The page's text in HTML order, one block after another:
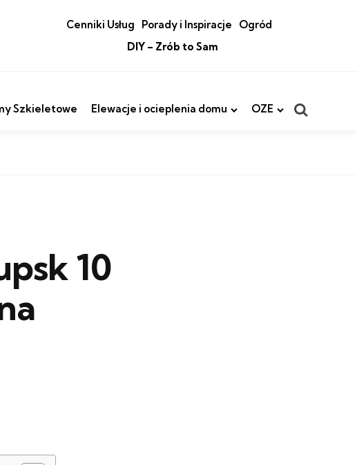
Cenniki Usług Porady i Inspiracje
Ogród
DIY – Zrób to Sam
Szkieletowe Elewacje i ocieplenia domu OZE
10